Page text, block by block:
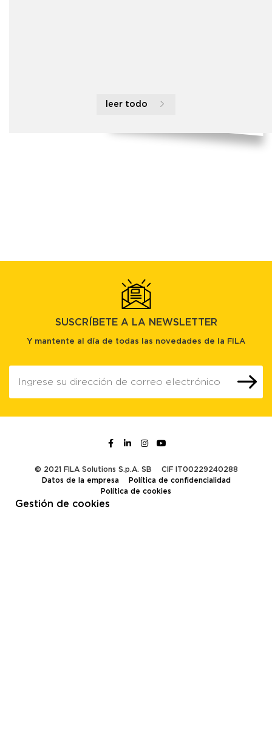
leer todo
SUSCRÍBETE A LA NEWSLETTER
Y mantente al día de todas las novedades de la FILA
© 2021 FILA Solutions S.p.A. SB
CIF IT00229240288
Datos de la empresa
Política de confidencialidad
Política de cookies
Gestión de cookies